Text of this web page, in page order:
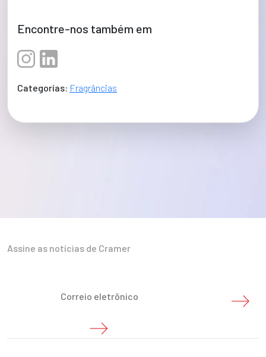
Encontre-nos também em
Categorías: Fragrâncias
Assine as notícias de Cramer